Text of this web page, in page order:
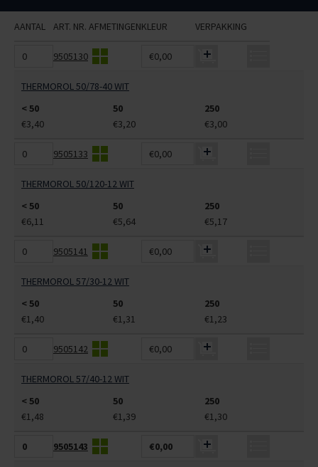
AANTAL ART. NR. AFMETINGENKLEUR VERPAKKING
9505130 €0,00
THERMOROL 50/78-40 WIT
< 50
50
250
€3,40
€3,20 €3,00
9505133 €0,00
THERMOROL 50/120-12 WIT
< 50
50
250
€6,11
€5,64 €5,17
9505141 €0,00
THERMOROL 57/30-12 WIT
< 50
50
250
€1,40
€1,31 €1,23
9505142 €0,00
THERMOROL 57/40-12 WIT
< 50
50
250
€1,48
€1,39 €1,30
9505143 €0,00